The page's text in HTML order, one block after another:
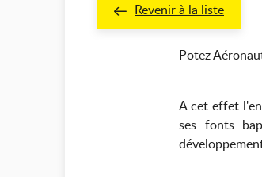
Revenir à la liste
Potez
A cet effet
ses fonts